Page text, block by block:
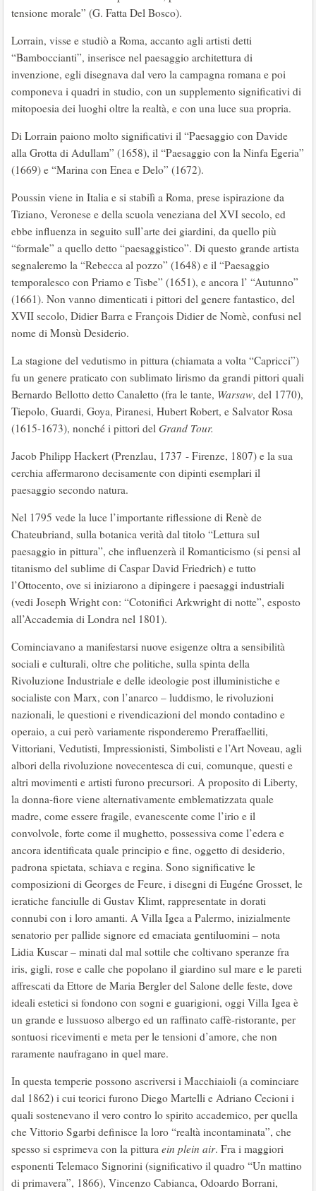
tensione morale” (G. Fatta Del Bosco).
Lorrain, visse e studiò a Roma, accanto agli artisti detti
“Bamboccianti”, inserisce nel paesaggio architettura di
invenzione, egli disegnava dal vero la campagna romana e poi
componeva i quadri in studio, con un supplemento significativi di
mitopoesia dei luoghi oltre la realtà, e con una luce sua propria.
Di Lorrain paiono molto significativi il “Paesaggio con Davide
alla Grotta di Adullam” (1658), il “Paesaggio con la Ninfa Egeria”
(1669) e “Marina con Enea e Delo” (1672).
Poussin viene in Italia e si stabilì a Roma, prese ispirazione da
Tiziano, Veronese e della scuola veneziana del XVI secolo, ed
ebbe influenza in seguito sull’arte dei giardini, da quello più
“formale” a quello detto “paesaggistico”. Di questo grande artista
segnaleremo la “Rebecca al pozzo” (1648) e il “Paesaggio
temporalesco con Priamo e Tisbe” (1651), e ancora l’ “Autunno”
(1661). Non vanno dimenticati i pittori del genere fantastico, del
XVII secolo, Didier Barra e François Didier de Nomè, confusi nel
nome di Monsù Desiderio.
La stagione del vedutismo in pittura (chiamata a volta “Capricci”)
fu un genere praticato con sublimato lirismo da grandi pittori quali
Bernardo Bellotto detto Canaletto (fra le tante, Warsaw, del 1770),
Tiepolo, Guardi, Goya, Piranesi, Hubert Robert, e Salvator Rosa
(1615-1673), nonché i pittori del Grand Tour.
Jacob Philipp Hackert (Prenzlau, 1737 - Firenze, 1807) e la sua
cerchia affermarono decisamente con dipinti esemplari il
paesaggio secondo natura.
Nel 1795 vede la luce l’importante riflessione di Renè de
Chateubriand, sulla botanica verità dal titolo “Lettura sul
paesaggio in pittura”, che influenzerà il Romanticismo (si pensi al
titanismo del sublime di Caspar David Friedrich) e tutto
l’Ottocento, ove si iniziarono a dipingere i paesaggi industriali
(vedi Joseph Wright con: “Cotonifici Arkwright di notte”, esposto
all’Accademia di Londra nel 1801).
Cominciavano a manifestarsi nuove esigenze oltra a sensibilità
sociali e culturali, oltre che politiche, sulla spinta della
Rivoluzione Industriale e delle ideologie post illuministiche e
socialiste con Marx, con l’anarco – luddismo, le rivoluzioni
nazionali, le questioni e rivendicazioni del mondo contadino e
operaio, a cui però variamente risponderemo Preraffaelliti,
Vittoriani, Vedutisti, Impressionisti, Simbolisti e l’Art Noveau, agli
albori della rivoluzione novecentesca di cui, comunque, questi e
altri movimenti e artisti furono precursori. A proposito di Liberty,
la donna-fiore viene alternativamente emblematizzata quale
madre, come essere fragile, evanescente come l’irio e il
convolvole, forte come il mughetto, possessiva come l’edera e
ancora identificata quale principio e fine, oggetto di desiderio,
padrona spietata, schiava e regina. Sono significative le
composizioni di Georges de Feure, i disegni di Eugéne Grosset, le
ieratiche fanciulle di Gustav Klimt, rappresentate in dorati
connubi con i loro amanti. A Villa Igea a Palermo, inizialmente
senatorio per pallide signore ed emaciata gentiluomini – nota
Lidia Kuscar – minati dal mal sottile che coltivano speranze fra
iris, gigli, rose e calle che popolano il giardino sul mare e le pareti
affrescati da Ettore de Maria Bergler del Salone delle feste, dove
ideali estetici si fondono con sogni e guarigioni, oggi Villa Igea è
un grande e lussuoso albergo ed un raffinato caffè-ristorante, per
sontuosi ricevimenti e meta per le tensioni d’amore, che non
raramente naufragano in quel mare.
In questa temperie possono ascriversi i Macchiaioli (a cominciare
dal 1862) i cui teorici furono Diego Martelli e Adriano Cecioni i
quali sostenevano il vero contro lo spirito accademico, per quella
che Vittorio Sgarbi definisce la loro “realtà incontaminata”, che
spesso si esprimeva con la pittura ein plein air. Fra i maggiori
esponenti Telemaco Signorini (significativo il quadro “Un mattino
di primavera”, 1866), Vincenzo Cabianca, Odoardo Borrani,